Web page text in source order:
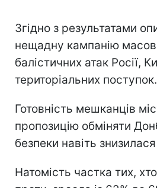
Згідно з результатами
нещадну кампанію
балістичних атак Росії,
територіальних поступок.
Готовність мешканців
пропозицію обміняти
безпеки навіть
Натомість частка тих,